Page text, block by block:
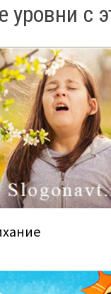
уровни с